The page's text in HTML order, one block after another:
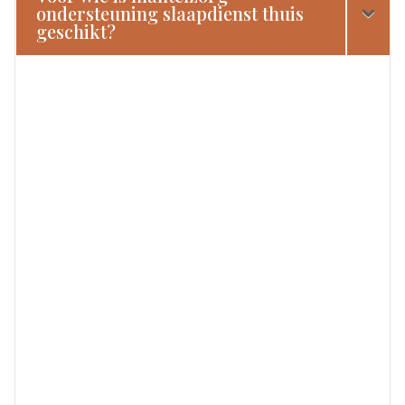
ondersteuning slaapdienst thuis
geschikt?